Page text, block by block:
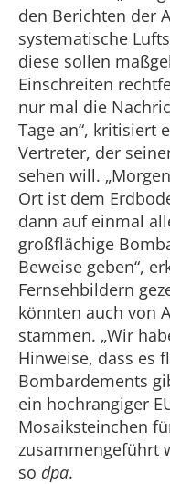
den Berichten der
systematische
diese sollen
Einschreiten
nur mal die
Tage an“, kritisiert
Vertreter, der
sehen will.
Ort ist dem
dann auf einmal
großflächige
Beweise geben“,
Fernsehbildern
könnten auch von
stammen. „Wir
Hinweise, dass es
Bombardements
ein hochrangiger
Mosaiksteinchen
zusammengeführt
so dpa.